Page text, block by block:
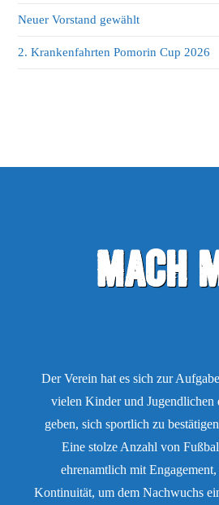
Neuer Vorstand gewählt
2. Krankenfahrten Pomorin Cup 2026
Mach
Der Verein hat es sich zur
vielen Kinder und
geben, sich sportlich zu
Eine stolze Anzahl von
ehrenamtlich mit
Kontinuität, um dem Nachwuchs